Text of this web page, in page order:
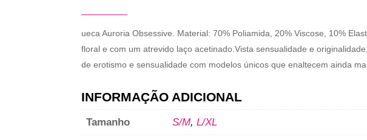
ueca Auroria Obsessive. Material: 70% Poliamida, 20% Viscose, 10%
floral e com um atrevido laço acetinado.Vista sensualidade e
de erotismo e sensualidade com modelos únicos que enaltecem ainda
INFORMAÇÃO ADICIONAL
Tamanho S/M,L/XL